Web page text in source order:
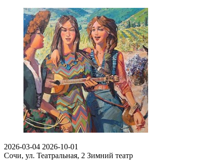
2026-03-04 2026-10-01
Сочи, ул. Театральная, 2 Зимний театр